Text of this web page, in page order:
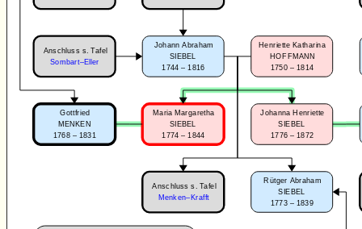
Johann Abraham
SIEBEL
1744 – 1816
Henriette Katharina
HOFFMANN
1750 – 1814
Anschluss s. Tafel
Sombart–Eller
Maria Margaretha
SIEBEL
1774 – 1844
Gottfried
MENKEN
1768 – 1831
Rütger Abraham
SIEBEL
1773 – 1839
Anschluss s. Tafel
Menken–Krafft
Johanna Henriette
SIEBEL
1776 – 1872